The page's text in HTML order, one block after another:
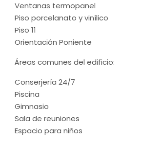
Ventanas termopanel
Piso porcelanato y vinílico
Piso 11
Orientación Poniente
Áreas comunes del edificio:
Conserjería 24/7
Piscina
Gimnasio
Sala de reuniones
Espacio para niños